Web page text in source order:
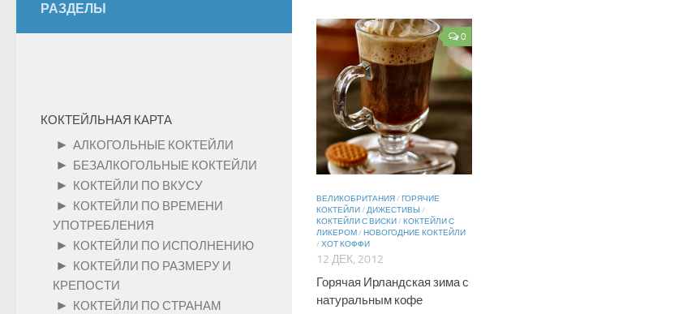
0
ВЕЛИКОБРИТАНИЯ/ГОРЯЧИЕ
КОКТЕЙЛИ/ДИЖЕСТИВЫ /
КОКТЕЙЛИ С ВИСКИ/КОКТЕЙЛИ С
ЛИКЕРОМ/НОВОГОДНИЕ КОКТЕЙЛИ
/ХОТ КОФФИ
12 ДЕК, 2012
Горячая Ирландская зима с
натуральным кофе
РАЗДЕЛЫ
КОКТЕЙЛЬНАЯ КАРТА
► АЛКОГОЛЬНЫЕ КОКТЕЙЛИ
► БЕЗАЛКОГОЛЬНЫЕ КОКТЕЙЛИ
► КОКТЕЙЛИ ПО ВКУСУ
► КОКТЕЙЛИ ПО ВРЕМЕНИ
УПОТРЕБЛЕНИЯ
► КОКТЕЙЛИ ПО ИСПОЛНЕНИЮ
► КОКТЕЙЛИ ПО РАЗМЕРУ И
КРЕПОСТИ
► КОКТЕЙЛИ ПО СТРАНАМ